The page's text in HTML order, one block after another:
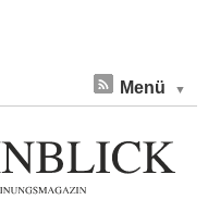
Menü